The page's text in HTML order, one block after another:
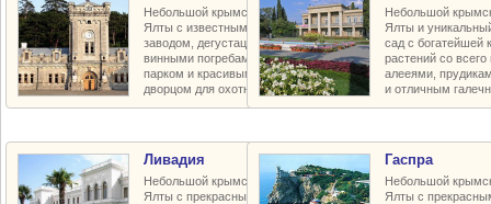
Небольшой крымский курорт близ
Ялты с известным винодельческим
заводом, дегустационным залом и
винными погребами, прекрасным
парком и красивым царским летним
дворцом для охотничьих забав
Небольшой
Ялты и
сад с богатейшей
растений со
алееями,
и отличным
Ливадия
Небольшой крымский курорт близ
Ялты с прекрасным императорским
Гаспра
Небольшой
Ялты с